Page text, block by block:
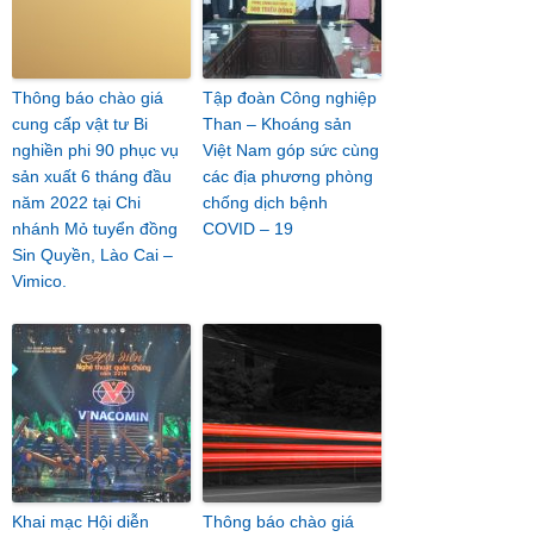
Thông báo chào giá
cung cấp vật tư Bi
nghiền phi 90 phục vụ
sản xuất 6 tháng đầu
năm 2022 tại Chi
nhánh Mỏ tuyển đồng
Sin Quyền, Lào Cai –
Vimico.
Tập đoàn Công nghiệp
Than – Khoáng sản
Việt Nam góp sức cùng
các địa phương phòng
chống dịch bệnh
COVID – 19
Khai mạc Hội diễn
Thông báo chào giá